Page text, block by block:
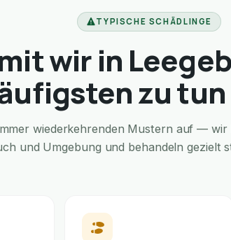
TYPISCHE SCHÄDLINGE
wir in
zu
wiederkehrenden Mustern auf —
und Umgebung und behandeln gezielt